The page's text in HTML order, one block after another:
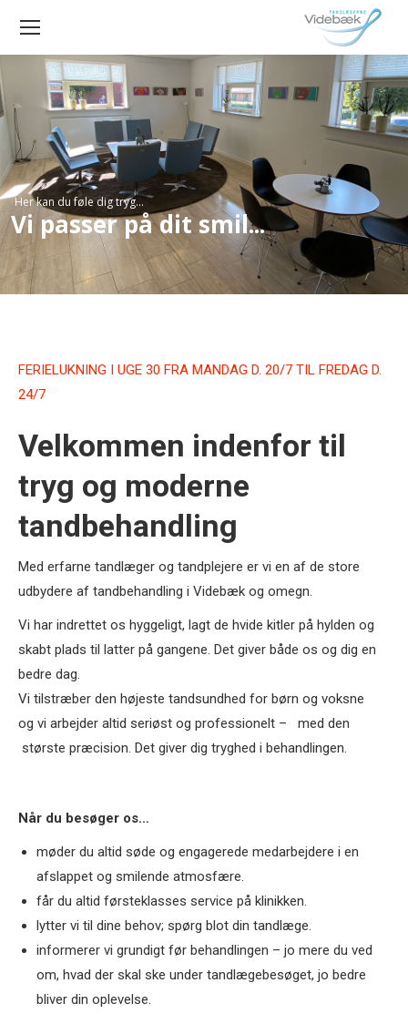
Her kan du føle dig tryg...
Vi passer på dit smil...
FERIELUKNING I UGE 30 FRA MANDAG D. 20/7 TIL FREDAG D.
24/7
Velkommen indenfor til
tryg og moderne
tandbehandling
Med erfarne tandlæger og tandplejere er vi en af de store
udbydere af tandbehandling i Videbæk og omegn.
Vi har indrettet os hyggeligt, lagt de hvide kitler på hylden og
skabt plads til latter på gangene. Det giver både os og dig en
bedre dag.
Vi tilstræber den højeste tandsundhed for børn og voksne
og vi arbejder altid seriøst og professionelt – med den
største præcision. Det giver dig tryghed i behandlingen.
Når du besøger os…
møder du altid søde og engagerede medarbejdere i en
afslappet og smilende atmosfære.
får du altid førsteklasses service på klinikken.
lytter vi til dine behov; spørg blot din tandlæge.
informerer vi grundigt før behandlingen – jo mere du ved
om, hvad der skal ske under tandlægebesøget, jo bedre
bliver din oplevelse.